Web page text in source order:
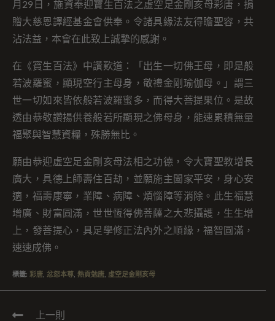
月29日，施資奉迎寶生百法之虛空足金剛亥母彩唐，捐
贈大慈恩譯經基金會供奉。令諸具緣法友得瞻聖容，共
沾法益，本會在此致上誠摯的感謝。
在《寶生百法》中讚歎道：「出生一切佛王母，即是般
若波羅蜜，顯現空行主母身，敬禮金剛瑜伽母。」謂三
世一切如來皆依般若波羅蜜多，而得大菩提果位。是故
透由恭敬讚揚供養般若所顯現之佛母身，能速累積無量
福聚與智慧資糧，殊勝無比。
願由恭迎虛空足金剛亥母法相之功德，令大寶聖教增長
廣大，具德上師壽住百劫，並願施主闔家平安，身心安
適，福壽康寧，業障、病障、煩惱障等消除。此生福慧
增廣、財富圓滿，世世恆得佛菩薩之大悲攝護，生生增
上，發菩提心，具足學修正法內外之順緣，福智圓滿，
速速成佛。
標籤: 彩唐 忿怒本尊 熱貢勉唐 虛空足金剛亥母
上一則